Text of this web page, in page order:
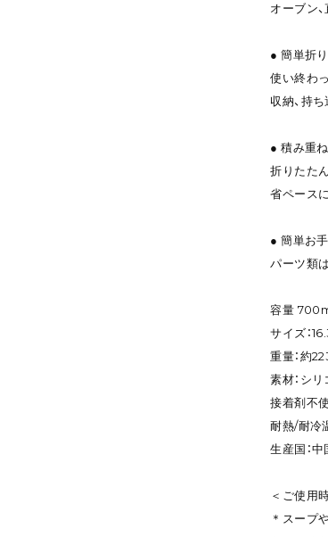
オーブン
● 簡単折
使い終わ
収納、持
● 積み重
折りたた
省ペース
● 簡単お
パーツ類
容量
サイズ：
重量：約
素材：シ
接着剤不使
耐熱/耐
生産国：中
＜ご使用
＊スープ